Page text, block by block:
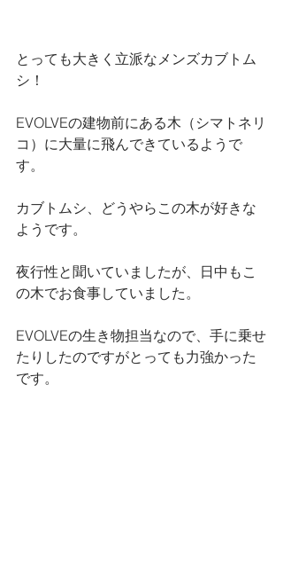
とっても大きく立派なメンズカブトム
シ！
EVOLVEの建物前にある木（シマトネリ
コ）に大量に飛んできているようで
す。
カブトムシ、どうやらこの木が好きな
ようです。
夜行性と聞いていましたが、日中もこ
の木でお食事していました。
EVOLVEの生き物担当なので、手に乗せ
たりしたのですがとっても力強かった
です。